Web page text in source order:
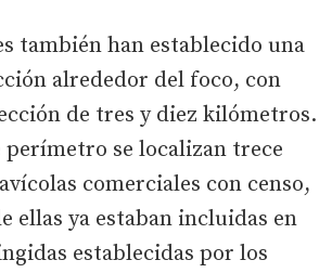
también han establecido una
alrededor del foco, con
de tres y diez kilómetros.
perímetro se localizan trece
comerciales con censo,
ellas ya estaban incluidas en
establecidas por los